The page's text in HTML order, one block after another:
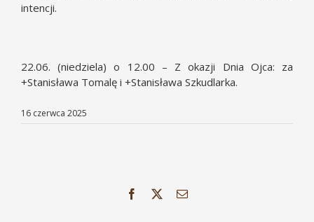
intencji.
22.06. (niedziela) o 12.00 – Z okazji Dnia Ojca: za
+Stanisława Tomalę i +Stanisława Szkudlarka.
16 czerwca 2025
Facebook Email